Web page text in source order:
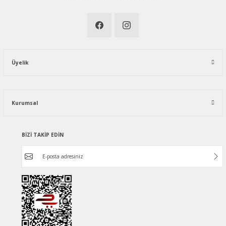
Üyelik
Kurumsal
BİZİ TAKİP EDİN